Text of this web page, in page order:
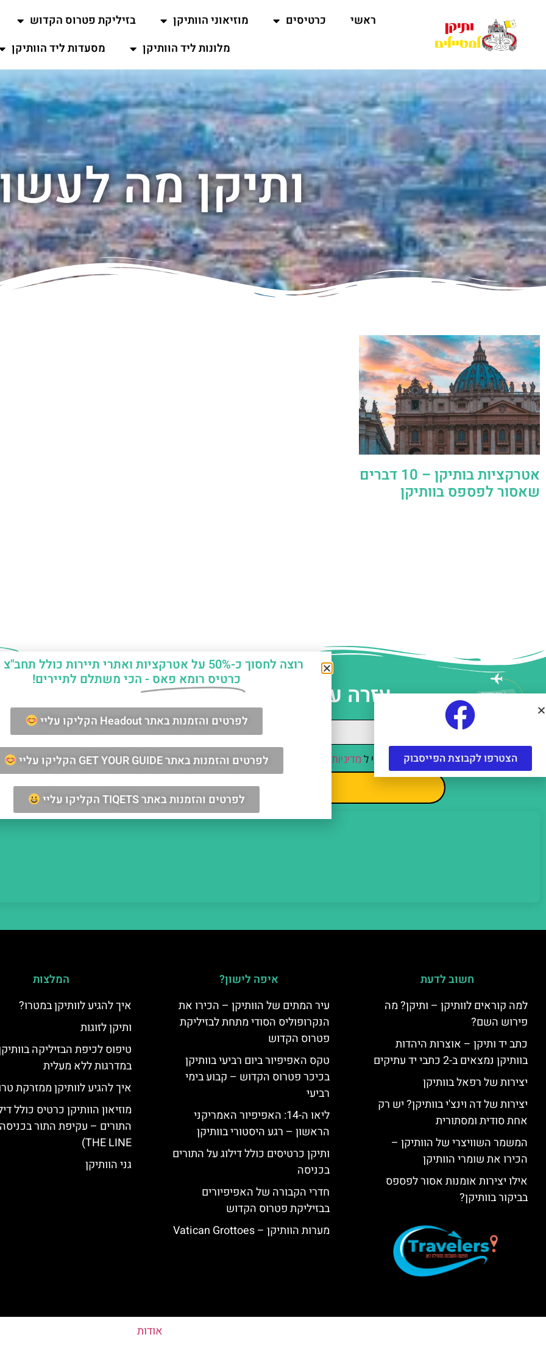
ראשי כרטיסים מוזיאוני הוותיקן
בזיליקת פטרוס הקדוש
מלונות ליד הוותיקן
מסעדות ליד הוותיקן
ותיקן מה
אטרקציות בותיקן – 10 דברים
שאסור לפספס בוותיקן
עזרה עם תכנון החופשה ברומא?
קראתי והסכמתי ל מדיניות הפרטיות מאשר/ת קבלת דיוור וחומרים פרסומיים
שליחה
חשוב לדעת
למה קוראים לוותיקן – ותיקן? מה
פירוש השם?
כתב יד ותיקן – אוצרות היהדות
בוותיקן נמצאים ב-2 כתבי יד עתיקים
יצירות של רפאל בוותיקן
יצירות של דה וינצ'י בוותיקן? יש רק
אחת סודית ומסתורית
המשמר השוויצרי של הוותיקן –
הכירו את שומרי הוותיקן
אילו יצירות אומנות אסור לפספס
בביקור בוותיקן?
איפה לישון?
עיר המתים של הוותיקן – הכירו את
הנקרופוליס הסודי מתחת לבזיליקת
פטרוס הקדוש
טקס האפיפיור ביום רביעי בוותיקן
בכיכר פטרוס הקדוש – קבוע בימי
רביעי
ליאו ה-14: האפיפיור האמריקני
הראשון – רגע היסטורי בוותיקן
ותיקן כרטיסים כולל דילוג על התורים
בכניסה
חדרי הקבורה של האפיפיורים
בבזיליקת פטרוס הקדוש
מערות הוותיקן – Vatican Grottoes
המלצות
איך להגיע לוותיקן במטרו?
ותיקן לזוגות
טיפוס לכיפת הבזיליקה
במדרגות ללא מעלית
איך להגיע לוותיקן ממזרקת
מוזיאון הוותיקן כרטיס כולל
THE LINE)
גני הוותיקן
אודות
הצטרפו לקבוצת הפייסבוק
רוצה לחסוך כ-50% על אטרקציות ואתרי תיירות כולל תחב"צ חינם?
כרטיס רומא פאס - הכי משתלם לתיירים!
לפרטים והזמנות באתר Headout הקליקו עליי
לפרטים והזמנות באתר GET YOUR GUIDE הקליקו עליי
לפרטים והזמנות באתר TIQETS הקליקו עליי